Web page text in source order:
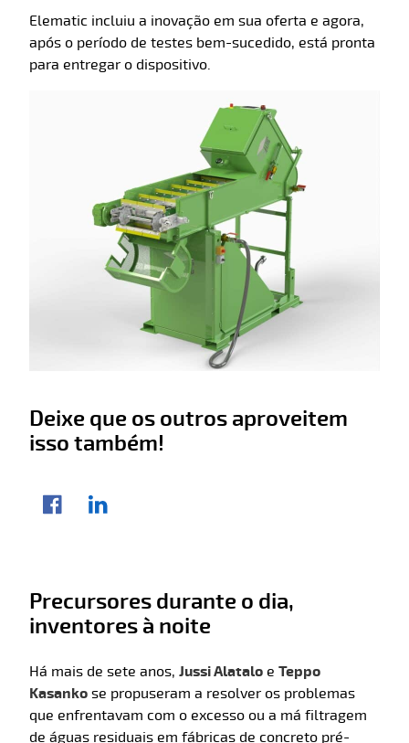
Elematic incluiu a inovação em sua oferta e agora,
após o período de testes bem-sucedido, está pronta
para entregar o dispositivo.
Deixe que os outros aproveitem
isso também!
Compartilhar artigo
FacebookLinkedIn
Precursores durante o dia,
inventores à noite
Há mais de sete anos, Jussi Alatalo e Teppo
Kasanko se propuseram a resolver os problemas
que enfrentavam com o excesso ou a má filtragem
de águas residuais em fábricas de concreto pré-